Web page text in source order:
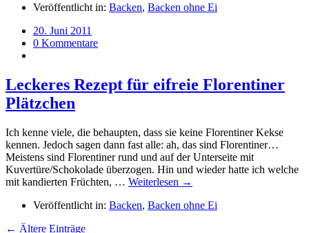
Veröffentlicht in: Backen, Backen ohne Ei
20. Juni 2011
0 Kommentare
Leckeres Rezept für eifreie Florentiner
Plätzchen
Ich kenne viele, die behaupten, dass sie keine Florentiner Kekse
kennen. Jedoch sagen dann fast alle: ah, das sind Florentiner…
Meistens sind Florentiner rund und auf der Unterseite mit
Kuvertüre/Schokolade überzogen. Hin und wieder hatte ich welche
mit kandierten Früchten, … Weiterlesen →
Veröffentlicht in: Backen, Backen ohne Ei
← Ältere Einträge